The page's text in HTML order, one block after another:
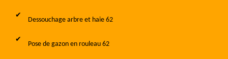
Dessouchage arbre et haie 62
Pose de gazon en rouleau 62